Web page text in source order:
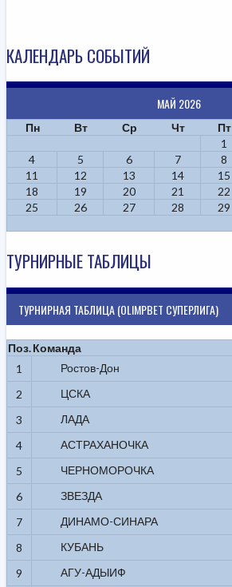
КАЛЕНДАРЬ СОБЫТИЙ
МАЙ 2026
Пн Вт Ср Чт Пт
1
4
5 6 7 8
11
12 13 14 15
18
19 20 21 22
25
26 27 28 29
ТУРНИРНЫЕ ТАБЛИЦЫ
ТУРНИРНАЯ ТАБЛИЦА (OLIMPBET СУПЕРЛИГА)
Поз.Команда
1
Ростов-Дон
2
ЦСКА
3
ЛАДА
4
АСТРАХАНОЧКА
5
ЧЕРНОМОРОЧКА
6
ЗВЕЗДА
7
ДИНАМО-СИНАРА
8
КУБАНЬ
9
АГУ-АДЫИФ